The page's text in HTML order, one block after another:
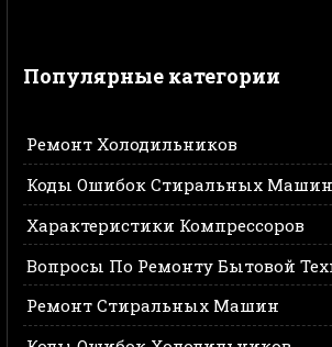
Популярные категории
Ремонт Холодильников
Коды Ошибок Стиральных Машин
Характеристики Компрессоров
Вопросы По Ремонту Бытовой
Ремонт Стиральных Машин